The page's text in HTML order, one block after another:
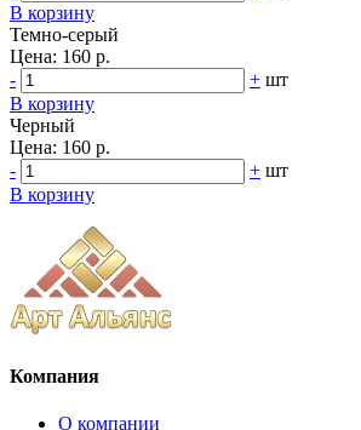
В корзину
Темно-серый
Цена: 160 р.
-
+ шт
В корзину
Черный
Цена: 160 р.
-
+ шт
В корзину
Компания
О компании